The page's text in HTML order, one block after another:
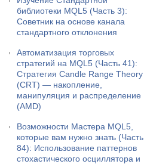
библиотеки MQL5 (Часть 3):
Советник на основе канала
стандартного отклонения
Автоматизация торговых
стратегий на MQL5 (Часть 41):
Стратегия Candle Range Theory
(CRT) — накопление,
манипуляция и распределение
(AMD)
Возможности Мастера MQL5,
которые вам нужно знать (Часть
84): Использование паттернов
стохастического осциллятора и